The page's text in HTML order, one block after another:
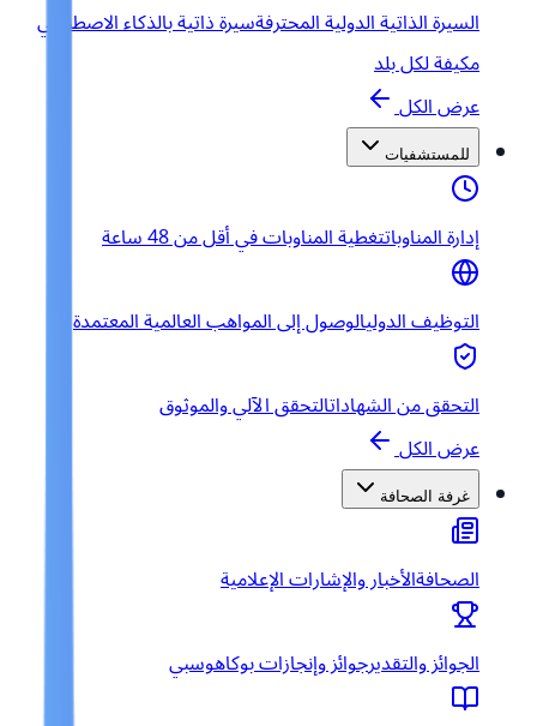
السيرة الذاتية الدولية المحترفةسيرة ذاتية بالذكاء الاصطناعي
مكيفة لكل بلد
عرض الكل
للمستشفيات
إدارة المناوباتتغطية المناوبات في أقل من 48 ساعة
التوظيف الدوليالوصول إلى المواهب العالمية المعتمدة
التحقق من الشهاداتالتحقق الآلي والموثوق
عرض الكل
غرفة الصحافة
الصحافةالأخبار والإشارات الإعلامية
الجوائز والتقديرجوائز وإنجازات بوكاهوسبي